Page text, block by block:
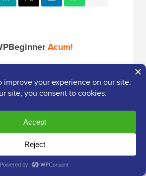
Acum!
pentru începători
Cum să vă mutați ușor blogul de pe
pe WordPress.org
Dezvăluit: De ce construirea unei